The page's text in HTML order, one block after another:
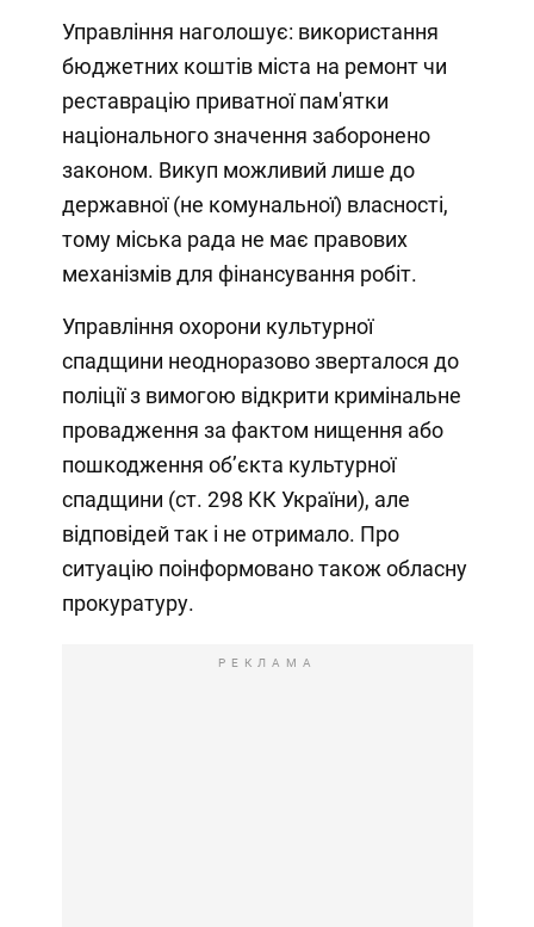
Управління наголошує: використання
бюджетних коштів міста на ремонт чи
реставрацію приватної пам'ятки
національного значення заборонено
законом. Викуп можливий лише до
державної (не комунальної) власності,
тому міська рада не має правових
механізмів для фінансування робіт.
Управління охорони культурної
спадщини неодноразово зверталося до
поліції з вимогою відкрити кримінальне
провадження за фактом нищення або
пошкодження об’єкта культурної
спадщини (ст. 298 КК України), але
відповідей так і не отримало. Про
ситуацію поінформовано також обласну
прокуратуру.
РЕКЛАМА